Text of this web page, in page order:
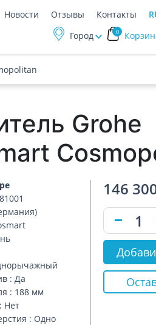
Новости Отзывы Контакты
Город
0
Grohe
: Да
: 188 мм
Нет
: Одно
146